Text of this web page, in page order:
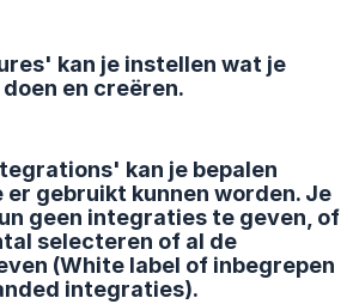
kan je instellen wat je
en creëren.
kan je bepalen
gebruikt kunnen worden. Je
geen integraties te geven, of
selecteren of al de
(White label of inbegrepen
integraties).